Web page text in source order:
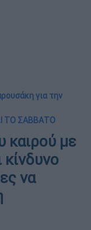
για την
ΤΟ ΣΑΒΒΑΤΟ
καιρού με
κίνδυνο
να